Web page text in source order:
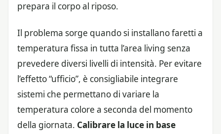
prepara il corpo al riposo.
Il problema sorge quando si installano faretti a
temperatura fissa in tutta l’area living senza
prevedere diversi livelli di intensità. Per evitare
l’effetto “ufficio”, è consigliabile integrare
sistemi che permettano di variare la
temperatura colore a seconda del momento
della giornata. Calibrare la luce in base